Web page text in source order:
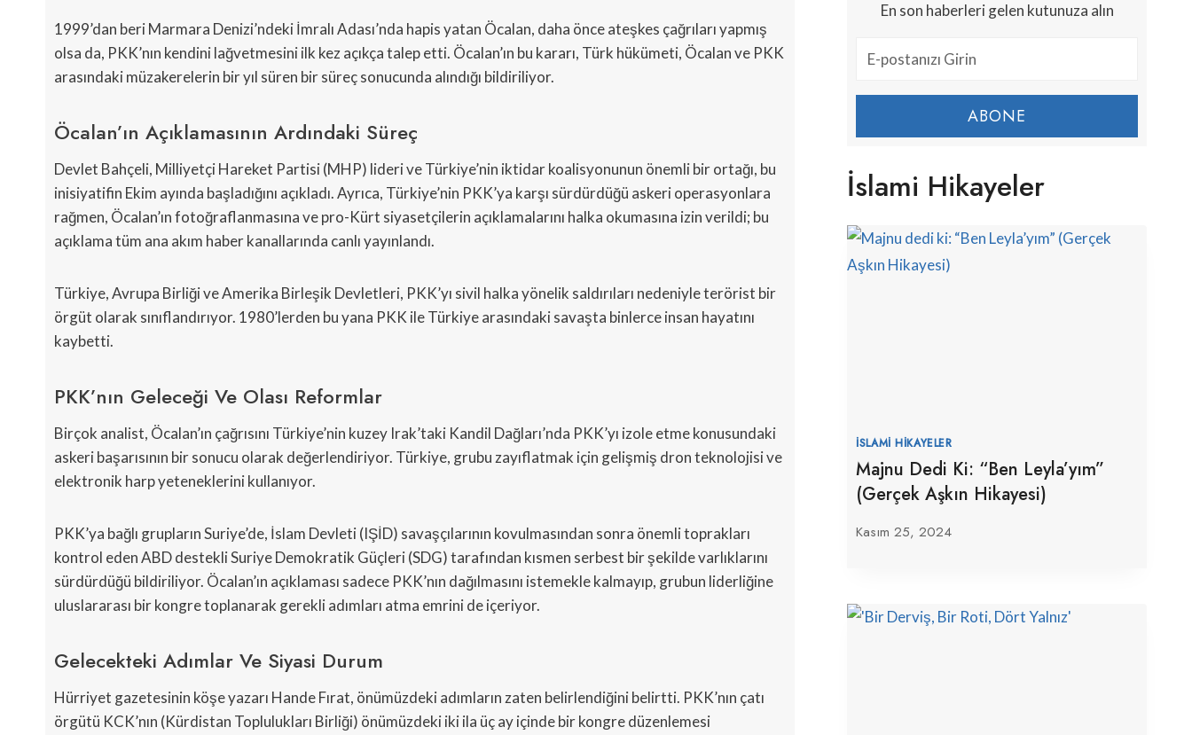
1999’dan beri Marmara Denizi’ndeki İmralı Adası’nda hapis yatan Öcalan, daha önce ateşkes çağrıları yapmış
olsa da, PKK’nın kendini lağvetmesini ilk kez açıkça talep etti. Öcalan’ın bu kararı, Türk hükümeti, Öcalan ve PKK
arasındaki müzakerelerin bir yıl süren bir süreç sonucunda alındığı bildiriliyor.
Öcalan’ın Açıklamasının Ardındaki Süreç
Devlet Bahçeli, Milliyetçi Hareket Partisi (MHP) lideri ve Türkiye’nin iktidar koalisyonunun önemli bir ortağı, bu
inisiyatifin Ekim ayında başladığını açıkladı. Ayrıca, Türkiye’nin PKK’ya karşı sürdürdüğü askeri operasyonlara
rağmen, Öcalan’ın fotoğraflanmasına ve pro-Kürt siyasetçilerin açıklamalarını halka okumasına izin verildi; bu
açıklama tüm ana akım haber kanallarında canlı yayınlandı.
Türkiye, Avrupa Birliği ve Amerika Birleşik Devletleri, PKK’yı sivil halka yönelik saldırıları nedeniyle terörist bir
örgüt olarak sınıflandırıyor. 1980’lerden bu yana PKK ile Türkiye arasındaki savaşta binlerce insan hayatını
kaybetti.
PKK’nın Geleceği Ve Olası Reformlar
Birçok analist, Öcalan’ın çağrısını Türkiye’nin kuzey Irak’taki Kandil Dağları’nda PKK’yı izole etme konusundaki
askeri başarısının bir sonucu olarak değerlendiriyor. Türkiye, grubu zayıflatmak için gelişmiş dron teknolojisi ve
elektronik harp yeteneklerini kullanıyor.
PKK’ya bağlı grupların Suriye’de, İslam Devleti (IŞİD) savaşçılarının kovulmasından sonra önemli toprakları
kontrol eden ABD destekli Suriye Demokratik Güçleri (SDG) tarafından kısmen serbest bir şekilde varlıklarını
sürdürdüğü bildiriliyor. Öcalan’ın açıklaması sadece PKK’nın dağılmasını istemekle kalmayıp, grubun liderliğine
uluslararası bir kongre toplanarak gerekli adımları atma emrini de içeriyor.
Gelecekteki Adımlar Ve Siyasi Durum
Hürriyet gazetesinin köşe yazarı Hande Fırat, önümüzdeki adımların zaten belirlendiğini belirtti. PKK’nın çatı
örgütü KCK’nın (Kürdistan Toplulukları Birliği) önümüzdeki iki ila üç ay içinde bir kongre düzenlemesi
En son haberleri gelen kutunuza alın
ABONE
İslami Hikayeler
İSLAMI HIKAYELER
Majnu Dedi Ki: “Ben Leyla’yım”
(Gerçek Aşkın Hikayesi)
Kasım 25, 2024